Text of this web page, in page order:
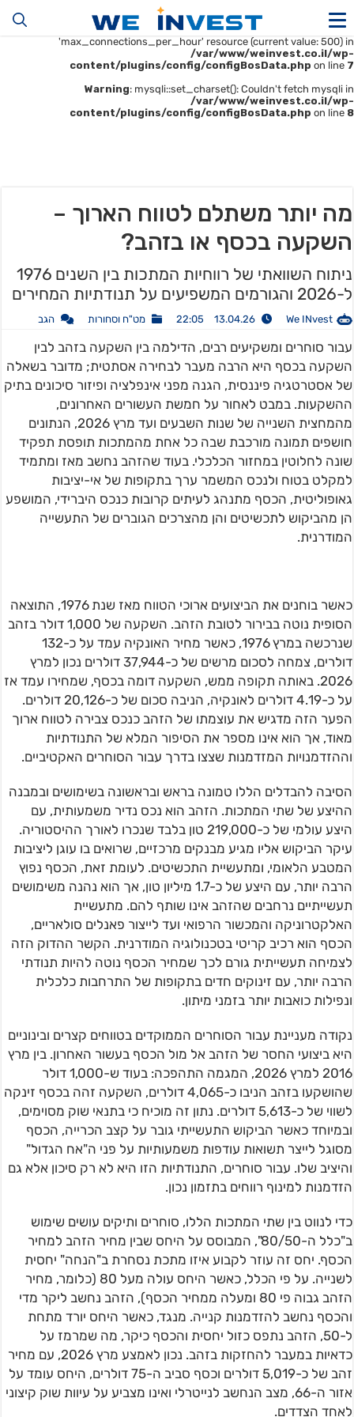
Warning
: mysqli::__construct(): (HY000/1226): User
'u414896523_maofData' has exceeded the
'max_connections_per_hour' resource (current value: 500) in
/var/www/weinvest.co.il/wp-
content/plugins/config/configBosData.php on line 7
Warning: mysqli::set_charset(): Couldn't fetch mysqli in
/var/www/weinvest.co.il/wp-
content/plugins/config/configBosData.php on line 8
מה יותר משתלם לטווח הארוך –
השקעה בכסף או בזהב?
ניתוח השוואתי של רווחיות המתכות בין השנים 1976
ל-2026 והגורמים המשפיעים על תנודתיות המחירים
We INvest
13.04.26 22:05 מט"ח וסחורות הגב
עבור סוחרים ומשקיעים רבים, הדילמה בין השקעה בזהב לבין
השקעה בכסף היא הרבה מעבר לבחירה אסתטית; מדובר בשאלה
של אסטרטגיה פיננסית, הגנה מפני אינפלציה ופיזור סיכונים בתיק
ההשקעות. במבט לאחור על חמשת העשורים האחרונים,
מהמחצית השנייה של שנות השבעים ועד מרץ 2026, הנתונים
חושפים תמונה מורכבת שבה כל אחת מהמתכות תופסת תפקיד
שונה לחלוטין במחזור הכלכלי. בעוד שהזהב נחשב מאז ומתמיד
למקלט בטוח ולנכס המשמר ערך בתקופות של אי-יציבות
גאופוליטית, הכסף מתנהג לעיתים קרובות כנכס היברידי, המושפע
הן מהביקוש לתכשיטים והן מהצרכים הגוברים של התעשייה
המודרנית.
כאשר בוחנים את הביצועים ארוכי הטווח מאז שנת 1976, התוצאה
הסופית נוטה בבירור לטובת הזהב. השקעה של 1,000 דולר בזהב
שנרכשה במרץ 1976, כאשר מחיר האונקיה עמד על כ-132
דולרים, צמחה לסכום מרשים של כ-37,944 דולרים נכון למרץ
2026. באותה תקופה ממש, השקעה דומה בכסף, שמחירו עמד אז
על כ-4.19 דולרים לאונקיה, הניבה סכום של כ-20,126 דולרים.
הפער הזה מדגיש את עוצמתו של הזהב כנכס צבירה לטווח ארוך
מאוד, אך הוא אינו מספר את הסיפור המלא של התנודתיות
וההזדמנויות המזדמנות שצצו בדרך עבור הסוחרים האקטיביים.
הסיבה להבדלים הללו טמונה בראש ובראשונה בשימושים ובמבנה
ההיצע של שתי המתכות. הזהב הוא נכס נדיר משמעותית, עם
היצע עולמי של כ-219,000 טון בלבד שנכרו לאורך ההיסטוריה.
עיקר הביקוש אליו מגיע מבנקים מרכזיים, שרואים בו עוגן ליציבות
המטבע הלאומי, ומתעשיית התכשיטים. לעומת זאת, הכסף נפוץ
הרבה יותר, עם היצע של כ-1.7 מיליון טון, אך הוא נהנה משימושים
תעשייתיים נרחבים שהזהב אינו שותף להם. מתעשיית
האלקטרוניקה והמכשור הרפואי ועד לייצור פאנלים סולאריים,
הכסף הוא רכיב קריטי בטכנולוגיה המודרנית. הקשר ההדוק הזה
לצמיחה תעשייתית גורם לכך שמחיר הכסף נוטה להיות תנודתי
הרבה יותר, עם זינוקים חדים בתקופות של התרחבות כלכלית
ונפילות כואבות יותר בזמני מיתון.
נקודה מעניינת עבור הסוחרים הממוקדים בטווחים קצרים ובינוניים
היא ביצועי החסר של הזהב אל מול הכסף בעשור האחרון. בין מרץ
2016 למרץ 2026, המגמה התהפכה: בעוד ש-1,000 דולר
שהושקעו בזהב הניבו כ-4,065 דולרים, השקעה זהה בכסף זינקה
לשווי של כ-5,613 דולרים. נתון זה מוכיח כי בתנאי שוק מסוימים,
ובמיוחד כאשר הביקוש התעשייתי גובר על קצב הכרייה, הכסף
מסוגל לייצר תשואות עודפות משמעותיות על פני ה"אח הגדול"
והיציב שלו. עבור סוחרים, התנודתיות הזו היא לא רק סיכון אלא גם
הזדמנות למינוף רווחים בתזמון נכון.
כדי לנווט בין שתי המתכות הללו, סוחרים ותיקים עושים שימוש
ב"כלל ה-80/50", המבוסס על היחס שבין מחיר הזהב למחיר
הכסף. יחס זה עוזר לקבוע איזו מתכת נסחרת ב"הנחה" יחסית
לשנייה. על פי הכלל, כאשר היחס עולה מעל 80 (כלומר, מחיר
הזהב גבוה פי 80 ומעלה ממחיר הכסף), הזהב נחשב ליקר מדי
והכסף נחשב להזדמנות קנייה. מנגד, כאשר היחס יורד מתחת
ל-50, הזהב נתפס כזול יחסית והכסף כיקר, מה שמרמז על
כדאיות במעבר להחזקות בזהב. נכון לאמצע מרץ 2026, עם מחיר
זהב של כ-5,019 דולרים וכסף סביב ה-75 דולרים, היחס עומד על
אזור ה-66, מצב הנחשב לנייטרלי ואינו מצביע על עיוות שוק קיצוני
לאחד הצדדים.